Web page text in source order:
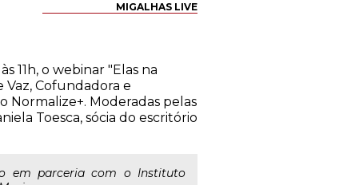
MIGALHAS LIVE
11h, o webinar "Elas na
Cofundadora e
Normalize+. Moderadas pelas
Toesca, sócia do escritório
em parceria com o Instituto